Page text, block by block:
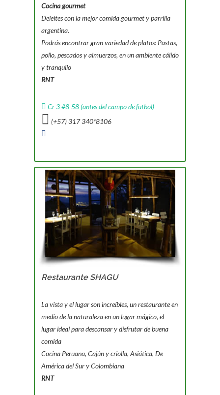
Cocina gourmet
Deleites con la mejor comida gourmet y parrilla
argentina.
Podrás encontrar gran variedad de platos: Pastas,
pollo, pescados y almuerzos, en un ambiente cálido
y tranquilo
RNT
Cr 3 #8-58 (antes del campo de futbol)
(+57) 317 340*8106
Restaurante SHAGU
La vista y el lugar son increíbles, un restaurante en
medio de la naturaleza en un lugar mágico, el
lugar ideal para descansar y disfrutar de buena
comida
Cocina Peruana, Cajún y criolla, Asiática, De
América del Sur y Colombiana
RNT